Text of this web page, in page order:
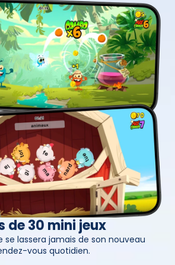
de 30 mini jeux
lassera jamais de son nouveau
vous quotidien.